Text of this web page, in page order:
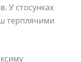
У стосунках
терплячими